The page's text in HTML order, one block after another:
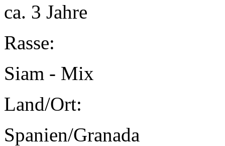
ca. 3 Jahre
Rasse:
Siam - Mix
Land/Ort:
Spanien/Granada